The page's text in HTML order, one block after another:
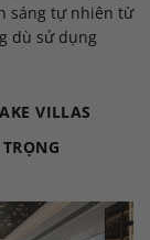
sáng tự nhiên từ
dù sử dụng
VILLAS